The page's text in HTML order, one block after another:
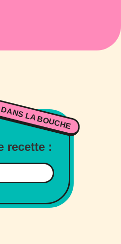
LA BOUCHE
recette :